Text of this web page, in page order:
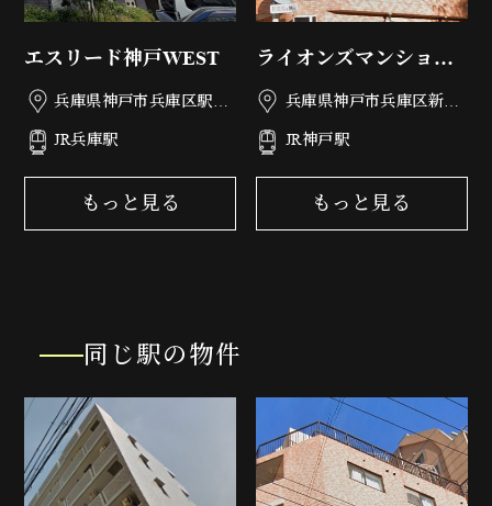
エスリード神戸WEST
兵庫県神戸市兵庫区駅南
JR兵庫駅
もっと見る
ライオンズマンション
神戸第3
兵庫県神戸市兵庫区新開
JR神戸駅
もっと見る
同じ駅の物件